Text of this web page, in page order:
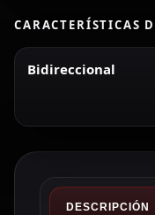
CARACTERÍSTICAS
Bidireccional
DESCRIPCIÓN